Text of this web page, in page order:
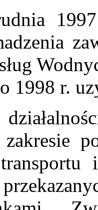
1998 r.
zakresie